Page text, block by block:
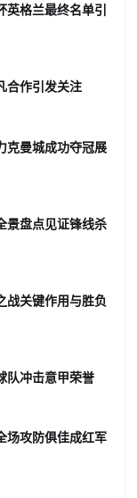
格兰最终名单引
合作引发关注
克曼城成功夺冠展
景盘点见证锋线杀
战关键作用与胜负
队冲击意甲荣誉
场攻防俱佳成红军